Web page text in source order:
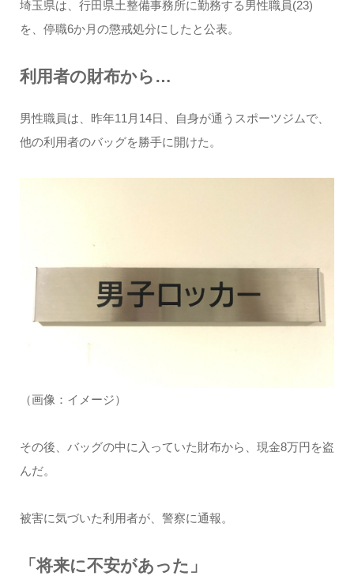
埼玉県は、行田県土整備事務所に勤務する男性職員(23)
を、停職6か月の懲戒処分にしたと公表。
利用者の財布から…
男性職員は、昨年11月14日、自身が通うスポーツジムで、
他の利用者のバッグを勝手に開けた。
（画像：イメージ）
その後、バッグの中に入っていた財布から、現金8万円を盗
んだ。
被害に気づいた利用者が、警察に通報。
「将来に不安があった」